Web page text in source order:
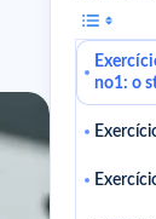
no1: o